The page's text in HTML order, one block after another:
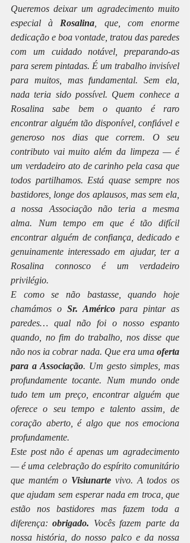
Queremos deixar um agradecimento muito
especial à Rosalina , que, com enorme
dedicação e boa vontade, tratou das paredes
com um cuidado notável, preparando-as
para serem pintadas. É um trabalho invisível
para muitos, mas fundamental. Sem ela,
nada teria sido possível. Quem conhece a
Rosalina sabe bem o quanto é raro
encontrar alguém tão disponível, confiável e
generoso nos dias que correm. O seu
contributo vai muito além da limpeza — é
um verdadeiro ato de carinho pela casa que
todos partilhamos. Está quase sempre nos
bastidores, longe dos aplausos, mas sem ela,
a nossa Associação não teria a mesma
alma. Num tempo em que é tão difícil
encontrar alguém de confiança, dedicado e
genuinamente interessado em ajudar, ter a
Rosalina connosco é um verdadeiro
privilégio.
E como se não bastasse, quando hoje
chamámos o Sr. Américo para pintar as
paredes… qual não foi o nosso espanto
quando, no fim do trabalho, nos disse que
não nos ia cobrar nada. Que era uma oferta
para a Associação. Um gesto simples, mas
profundamente tocante. Num mundo onde
tudo tem um preço, encontrar alguém que
oferece o seu tempo e talento assim, de
coração aberto, é algo que nos emociona
profundamente.
Este post não é apenas um agradecimento
— é uma celebração do espírito comunitário
que mantém o Visiunarte vivo. A todos os
que ajudam sem esperar nada em troca, que
estão nos bastidores mas fazem toda a
diferença: obrigado. Vocês fazem parte da
nossa história, do nosso palco e da nossa